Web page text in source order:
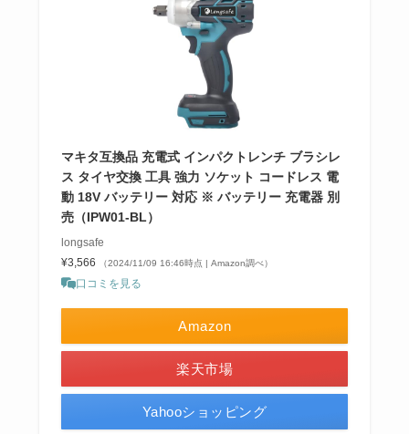
マキタ互換品 充電式 インパクトレンチ ブラシレ
ス タイヤ交換 工具 強力 ソケット コードレス 電
動 18V バッテリー 対応 ※ バッテリー 充電器 別
売（IPW01-BL）
longsafe
¥3,566
（2024/11/09 16:46時点 | Amazon調べ）
口コミを見る
Amazon
楽天市場
Yahooショッピング